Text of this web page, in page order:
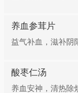
养血参茸片
益气补血，滋补阴
酸枣仁汤
养血安神，清热除